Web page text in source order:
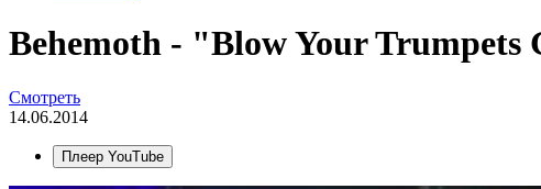
Behemoth - "Blow Your Trumpets
Смотреть
14.06.2014
Плеер YouTube